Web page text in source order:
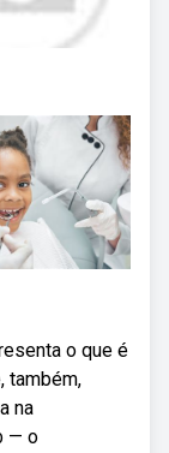
o que é
também,
na
— o